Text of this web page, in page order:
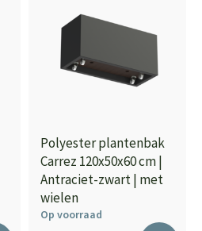
Polyester plantenbak
Carrez 120x50x60 cm |
Antraciet-zwart | met
wielen
Op voorraad